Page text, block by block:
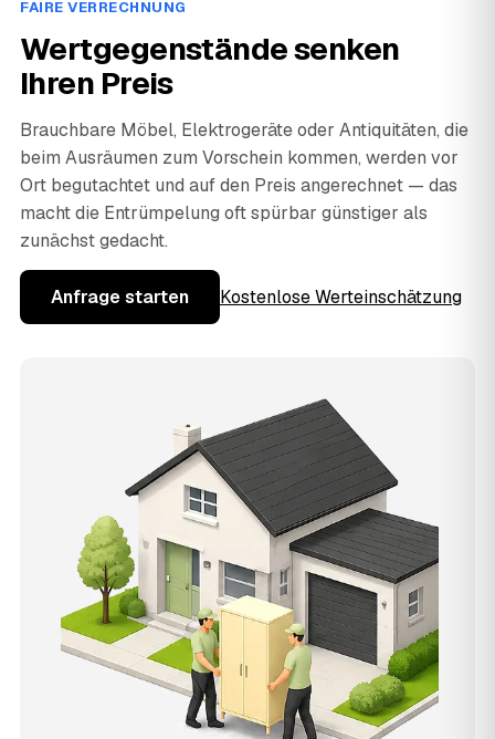
FAIRE VERRECHNUNG
Wertgegenstände senken
Ihren Preis
Brauchbare Möbel, Elektrogeräte oder Antiquitäten, die
beim Ausräumen zum Vorschein kommen, werden vor
Ort begutachtet und auf den Preis angerechnet — das
macht die Entrümpelung oft spürbar günstiger als
zunächst gedacht.
Anfrage starten Kostenlose Werteinschätzung